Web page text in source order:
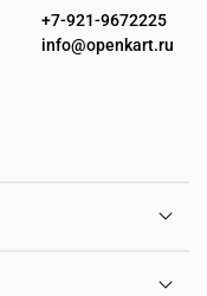
+7-921-9672225
info@openkart.ru